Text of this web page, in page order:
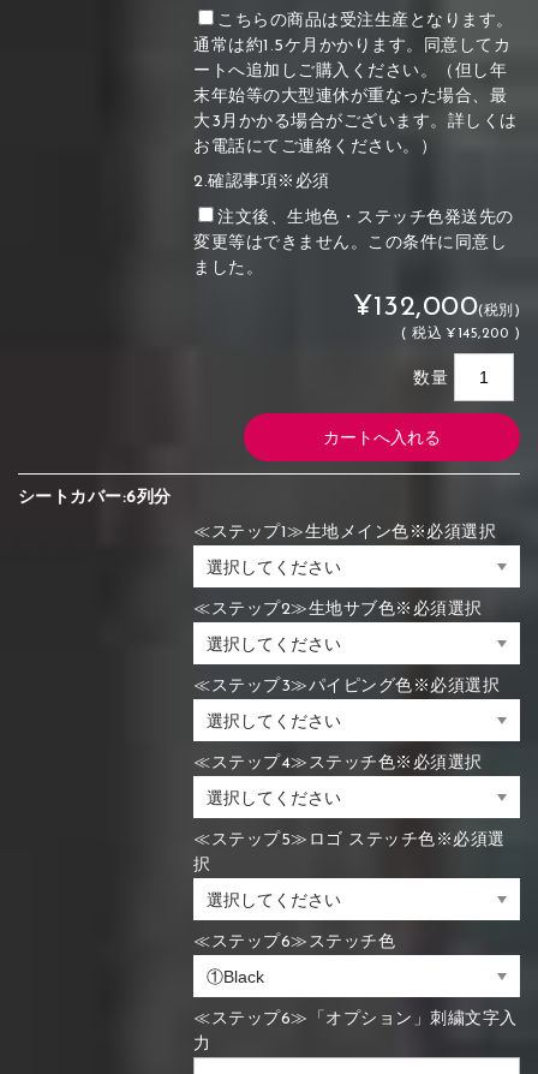
こちらの商品は受注生産となります。
通常は約1.5ケ月かかります。同意してカ
ートへ追加しご購入ください。（但し年
末年始等の大型連休が重なった場合、最
大3月かかる場合がございます。詳しくは
お電話にてご連絡ください。）
2.確認事項※必須
注文後、生地色・ステッチ色発送先の
変更等はできません。この条件に同意し
ました。
¥132,000(税別)
(税込 ¥145,200 )
数量
シートカバー:6列分
≪ステップ1≫生地メイン色※必須選択
≪ステップ2≫生地サブ色※必須選択
≪ステップ3≫パイピング色※必須選択
≪ステップ4≫ステッチ色※必須選択
≪ステップ5≫ロゴ ステッチ色※必須選
択
≪ステップ6≫ステッチ色
≪ステップ6≫「オプション」刺繍文字入
力